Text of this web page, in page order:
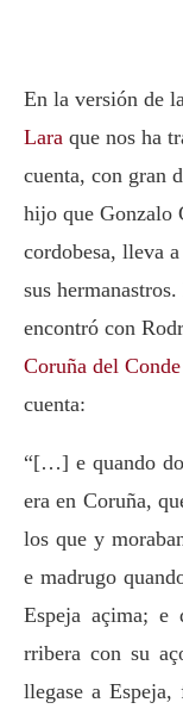
En la versión de la
Lara que nos ha
cuenta, con gran
hijo que Gonzalo
cordobesa, lleva
sus
encontró con
Coruña del Conde
cuenta:
“[…] e quando
era en Coruña,
los que y
e madrugo
Espeja açima; e
rribera con su
llegase a